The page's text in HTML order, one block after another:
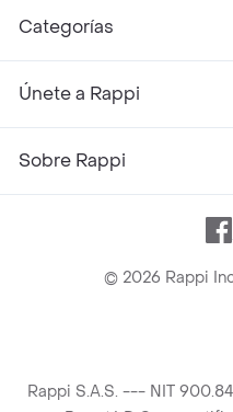
Categorías
Únete a Rappi
Sobre Rappi
© 2026 Rappi
Rappi S.A.S. --- NIT